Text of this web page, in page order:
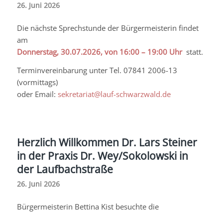
26. Juni 2026
Die nächste Sprechstunde der Bürgermeisterin findet
am
Donnerstag, 30.07.2026, von 16:00 – 19:00 Uhrstatt.
Terminvereinbarung unter Tel. 07841 2006-13
(vormittags)
oder Email: sekretariat@lauf-schwarzwald.de
Herzlich Willkommen Dr. Lars Steiner
in der Praxis Dr. Wey/Sokolowski in
der Laufbachstraße
26. Juni 2026
Bürgermeisterin Bettina Kist besuchte die